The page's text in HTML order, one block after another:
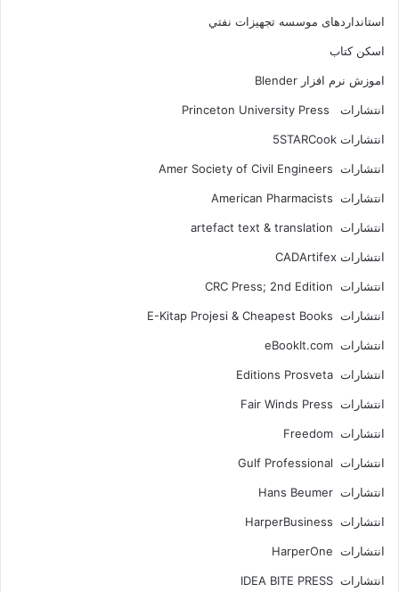
استانداردهای موسسه تجهيزات نفتي
اسکن کتاب
اموزش نرم افزار Blender
انتشارات Princeton University Press
انتشارات ‎ 5STARCook
انتشارات Amer Society of Civil Engineers
انتشارات American Pharmacists
انتشارات artefact text & translation
انتشارات ‎ CADArtifex
انتشارات CRC Press; 2nd Edition
انتشارات E-Kitap Projesi & Cheapest Books
انتشارات eBookIt.com
انتشارات Editions Prosveta
انتشارات Fair Winds Press
انتشارات Freedom
انتشارات Gulf Professional
انتشارات Hans Beumer
انتشارات HarperBusiness
انتشارات HarperOne
انتشارات IDEA BITE PRESS